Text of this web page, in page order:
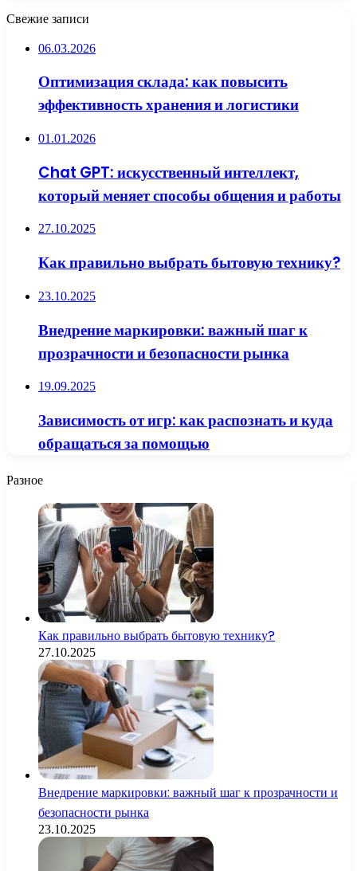
Свежие записи
06.03.2026
Оптимизация склада: как повысить
эффективность хранения и логистики
01.01.2026
Chat GPT: искусственный интеллект,
который меняет способы общения и работы
27.10.2025
Как правильно выбрать бытовую технику?
23.10.2025
Внедрение маркировки: важный шаг к
прозрачности и безопасности рынка
19.09.2025
Зависимость от игр: как распознать и куда
обращаться за помощью
Разное
Как правильно выбрать бытовую технику?
27.10.2025
Внедрение маркировки: важный шаг к прозрачности и
безопасности рынка
23.10.2025